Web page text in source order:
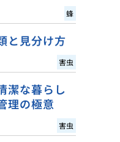
蜂
と見分け方
害虫
潔な暮らし
理の極意
害虫